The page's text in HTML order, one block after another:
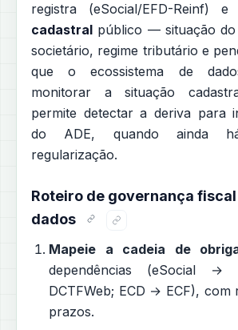
registra (eSocial/EFD-Reinf)
cadastral público — situação do
societário, regime tributário e
que o ecossistema de
monitorar a situação
permite detectar a deriva para
do ADE, quando ainda
regularização.
Roteiro de governança
dados
Mapeie a cadeia de
dependências (eSocial →
DCTFWeb; ECD → ECF), com
prazos.